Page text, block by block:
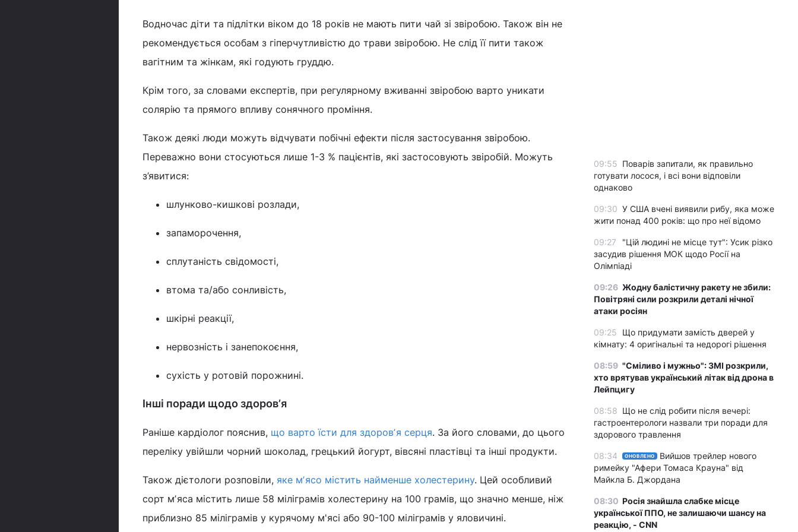
Водночас діти та підлітки віком до 18 років не мають пити чай зі звіробою. Також він не
рекомендується особам з гіперчутливістю до трави звіробою. Не слід її пити також
вагітним та жінкам, які годують груддю.
Крім того, за словами експертів, при регулярному вживанні звіробою варто уникати
солярію та прямого впливу сонячного проміння.
Також деякі люди можуть відчувати побічні ефекти після застосування звіробою.
Переважно вони стосуються лише 1-3 % пацієнтів, які застосовують звіробій. Можуть
з’явитися:
шлунково-кишкові розлади,
запаморочення,
сплутаність свідомості,
втома та/або сонливість,
шкірні реакції,
нервозність і занепокоєння,
сухість у ротовій порожнині.
Інші поради щодо здоровʼя
Раніше кардіолог пояснив, що варто їсти для здоровʼя серця. За його словами, до цього
переліку увійшли чорний шоколад, грецький йогурт, вівсяні пластівці та інші продукти.
Також дієтологи розповіли, яке мʼясо містить найменше холестерину. Цей особливий
сорт мʼяса містить лише 58 міліграмів холестерину на 100 грамів, що значно менше, ніж
приблизно 85 міліграмів у курячому м'ясі або 90-100 міліграмів у яловичині.
09:55 Поварів запитали, як правильно
готувати лосося, і всі вони відповіли
однаково
09:30 У США вчені виявили рибу, яка може
жити понад 400 років: що про неї відомо
09:27
"Цій людині не місце тут": Усик різко
засудив рішення МОК щодо Росії на
Олімпіаді
09:26 Жодну балістичну ракету не збили:
Повітряні сили розкрили деталі нічної
атаки росіян
09:25
Що придумати замість дверей у
кімнату: 4 оригінальні та недорогі рішення
08:59 "Сміливо і мужньо": ЗМІ розкрили,
хто врятував український літак від дрона в
Лейпцигу
08:58 Що не слід робити після вечері:
гастроентерологи назвали три поради для
здорового травлення
08:34 ОНОВЛЕНО
Вийшов трейлер нового
римейку "Афери Томаса Крауна" від
Майкла Б. Джордана
08:30 Росія знайшла слабке місце
української ППО, не залишаючи шансу на
реакцію, - CNN